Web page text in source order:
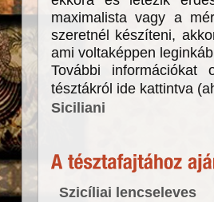
maximalista vagy a
szeretnél készíteni,
ami voltaképpen
További információkat
tésztákról ide kattintva
Siciliani
Szicíliai lencseleves